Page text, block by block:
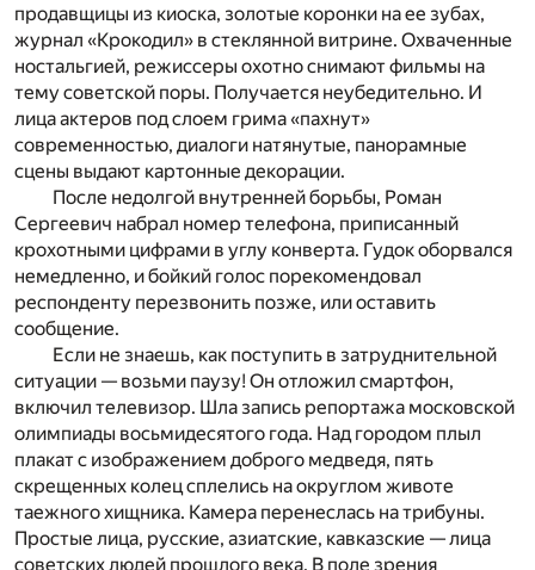
продавщицы из киоска, золотые коронки на ее зубах,
журнал «Крокодил» в стеклянной витрине. Охваченные
ностальгией, режиссеры охотно снимают фильмы на
тему советской поры. Получается неубедительно. И
лица актеров под слоем грима «пахнут»
современностью, диалоги натянутые, панорамные
сцены выдают картонные декорации.
После недолгой внутренней борьбы, Роман
Сергеевич набрал номер телефона, приписанный
крохотными цифрами в углу конверта. Гудок оборвался
немедленно, и бойкий голос порекомендовал
респонденту перезвонить позже, или оставить
сообщение.
Если не знаешь, как поступить в затруднительной
ситуации — возьми паузу! Он отложил смартфон,
включил телевизор. Шла запись репортажа московской
олимпиады восьмидесятого года. Над городом плыл
плакат с изображением доброго медведя, пять
скрещенных колец сплелись на округлом животе
таежного хищника. Камера перенеслась на трибуны.
Простые лица, русские, азиатские, кавказские — лица
советских людей прошлого века. В поле зрения